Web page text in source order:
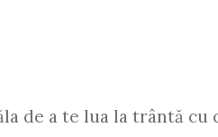
de a te lua la trântă cu